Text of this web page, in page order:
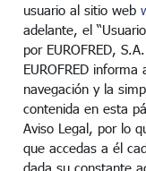
usuario al sitio web
adelante, el
por EUROFRED,
EUROFRED
navegación y la
contenida en esta
Aviso Legal, por lo
que accedas a él
dada su constante